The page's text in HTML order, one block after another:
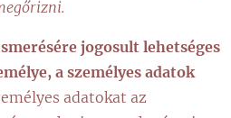
jogosult lehetséges
a személyes adatok
adatokat az